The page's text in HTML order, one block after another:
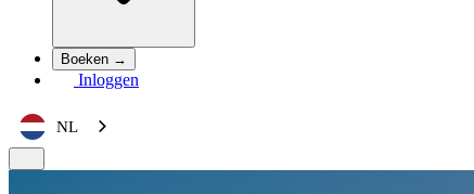
Boeken →
Inloggen
NL